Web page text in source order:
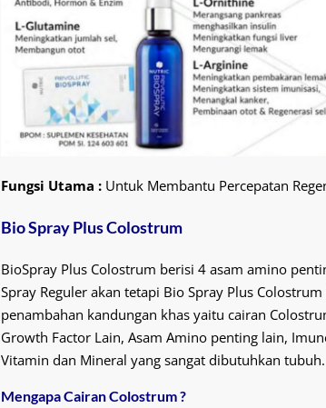
Fungsi Utama :Untuk Membantu Percepatan
Bio Spray Plus Colostrum
BioSpray Plus Colostrum berisi 4 asam amino
Spray Reguler akan tetapi Bio Spray Plus
penambahan kandungan khas yaitu cairan
Growth Factor Lain, Asam Amino penting lain,
Vitamin dan Mineral yang sangat dibutuhkan tubuh.
Mengapa Cairan Colostrum ?